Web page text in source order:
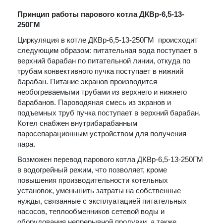
Принцип работы парового котла ДКВр-6,5-13-
250ГМ
Циркуляция в котле ДКВр-6,5-13-250ГМ происходит
следующим образом: питательная вода поступает в
верхний барабан по питательной линии, откуда по
трубам конвективного пучка поступает в нижний
барабан. Питание экранов производится
необогреваемыми трубами из верхнего и нижнего
барабанов. Пароводяная смесь из экранов и
подъемных труб пучка поступает в верхний барабан.
Котел снабжен внутрибарабанным
паросепарационным устройством для получения
пара.
Возможен перевод парового котла ДКВр-6,5-13-250ГМ
в водогрейный режим, что позволяет, кроме
повышения производительности котельных
установок, уменьшить затраты на собственные
нужды, связанные с эксплуатацией питательных
насосов, теплообменников сетевой воды и